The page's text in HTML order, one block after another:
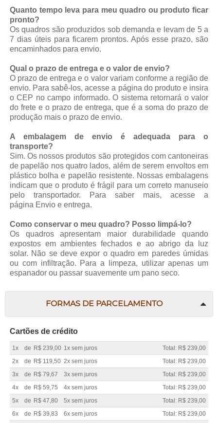
Quanto tempo leva para meu quadro ou produto ficar
pronto?
Os quadros são produzidos sob demanda e levam de 5 a
7 dias úteis para ficarem prontos. Após esse prazo, são
encaminhados para envio.
Qual o prazo de entrega e o valor de envio?
O prazo de entrega e o valor variam conforme a região de
envio. Para sabê-los, acesse a página do produto e insira
o CEP no campo informado. O sistema retornará o valor
do frete e o prazo de entrega, que é a soma do prazo de
produção mais o prazo de envio.
A embalagem de envio é adequada para o
transporte?
Sim. Os nossos produtos são protegidos com cantoneiras
de papelão nos quatro lados, além de serem envoltos em
plástico bolha e papelão resistente. Nossas embalagens
indicam que o produto é frágil para um correto manuseio
pelo transportador. Para saber mais, acesse a
página Envio e entrega.
Como conservar o meu quadro? Posso limpá-lo?
Os quadros apresentam maior durabilidade quando
expostos em ambientes fechados e ao abrigo da luz
solar. Não se deve expor o quadro em paredes úmidas
ou com infiltração. Para a limpeza, utilizar apenas um
espanador ou passar suavemente um pano seco.
FORMAS DE PARCELAMENTO
Cartões de crédito
1x de R$ 239,00 1x sem juros
Total: R$ 239,00
2x
de R$ 119,50 2x sem juros
Total: R$ 239,00
3x
de R$ 79,67 3x sem juros
Total: R$ 239,00
4x
de R$ 59,75 4x sem juros
Total: R$ 239,00
5x
de R$ 47,80 5x sem juros
Total: R$ 239,00
6x
de R$ 39,83 6x sem juros
Total: R$ 239,00